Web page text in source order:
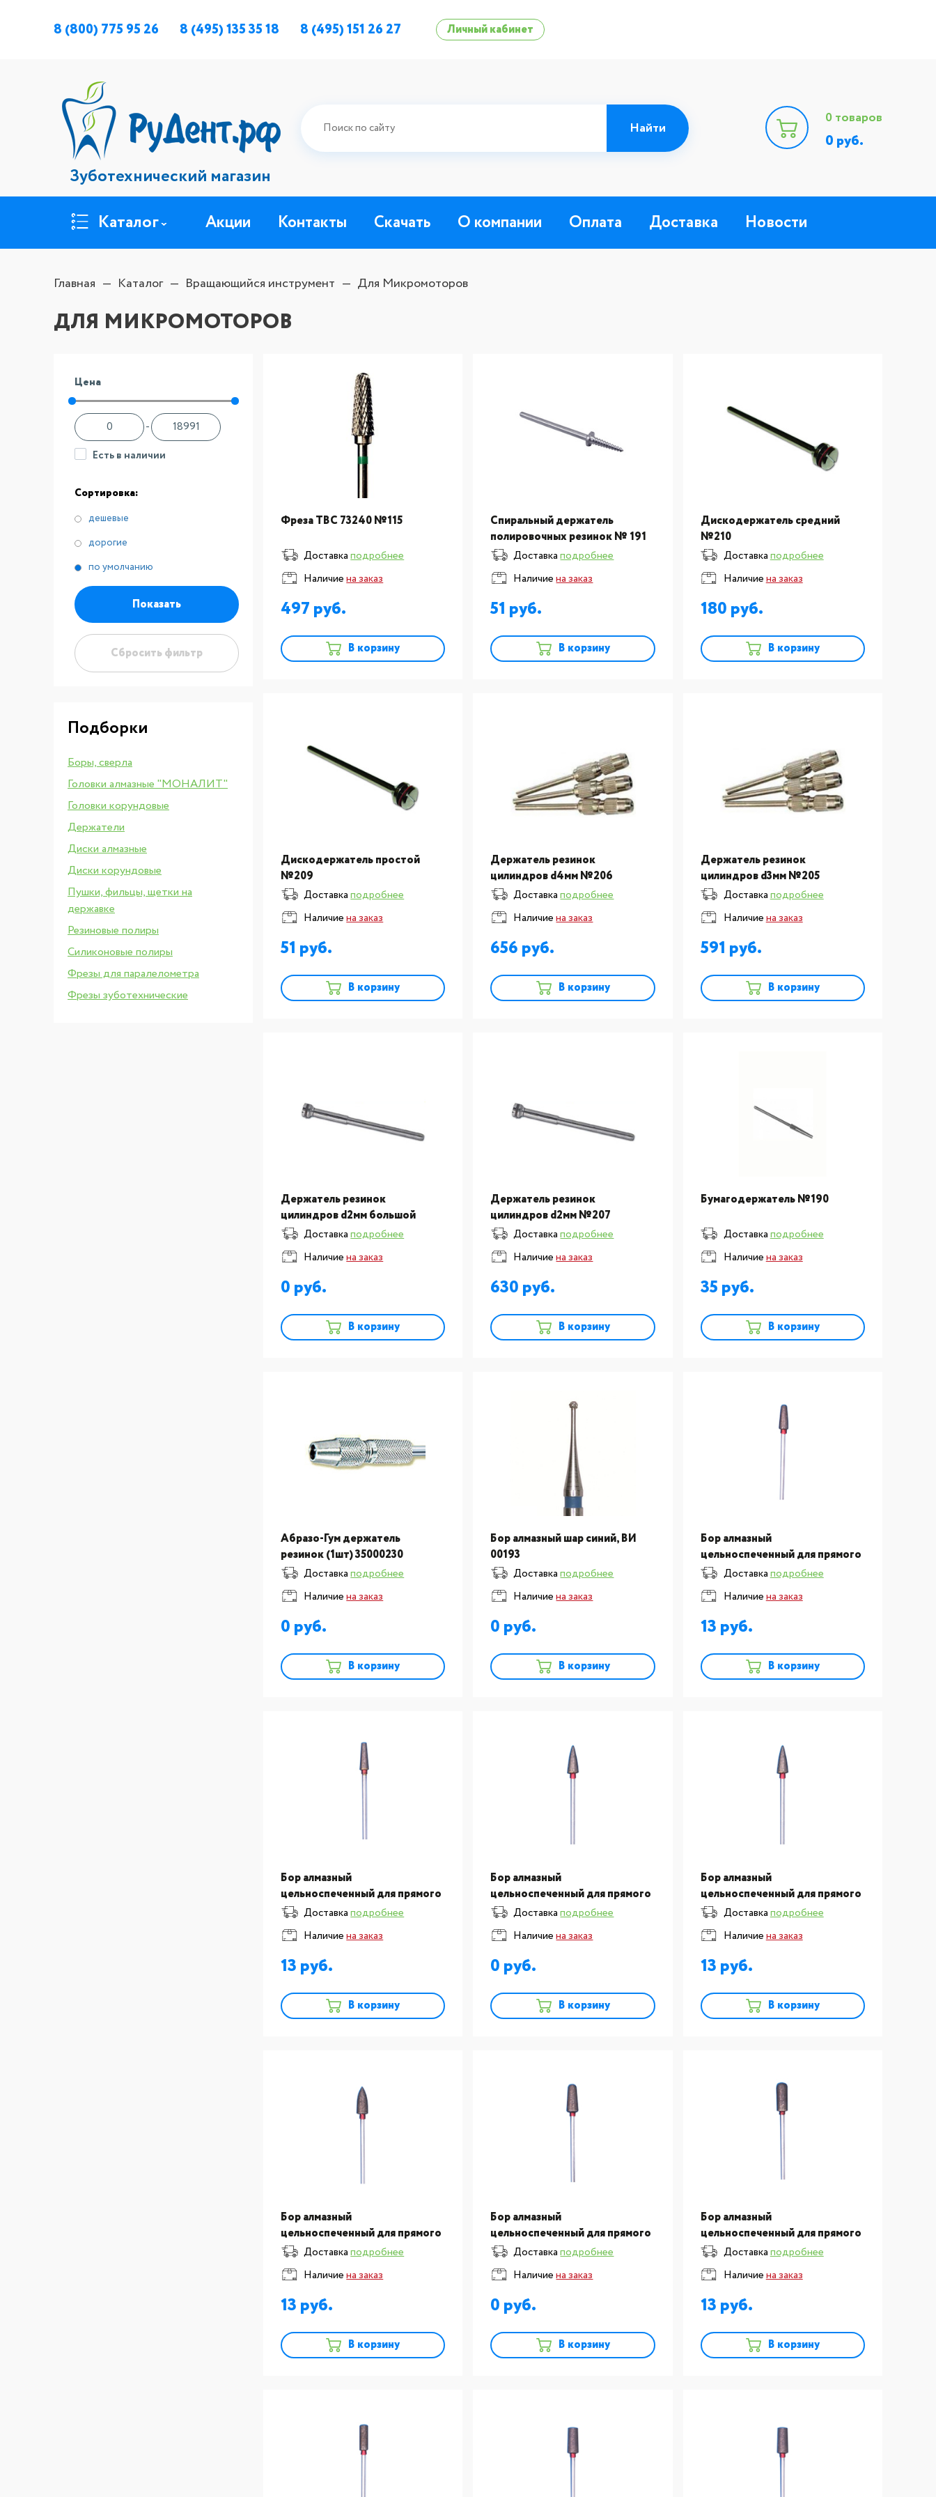
8 (800) 775 95 26 8 (495) 135 35 18 8 (495) 151 26 27 Личный кабинет
Зуботехнический магазин
0товаров
0 руб.
Каталог Акции Контакты Скачать О компании Оплата Доставка Новости
Главная Каталог Вращающийся инструмент Для Микромоторов
ДЛЯ МИКРОМОТОРОВ
Цена
-
Есть в наличии
Сортировка:
дешевые
дорогие
по умолчанию
Показать
Сбросить фильтр
Подборки
Боры, сверла
Головки алмазные "МОНАЛИТ"
Головки корундовые
Держатели
Диски алмазные
Диски корундовые
Пушки, фильцы, щетки на
державке
Резиновые полиры
Силиконовые полиры
Фрезы для паралелометра
Фрезы зуботехнические
Фреза ТВС 73240 №115
Доставкаподробнее
Наличиена заказ
497
В корзину
Спиральный держатель
полировочных резинок № 191
Доставкаподробнее
Наличиена заказ
51
В корзину
Дискодержатель средний
№210
Доставкаподробнее
Наличиена заказ
180
В корзину
Дискодержатель простой
№209
Доставкаподробнее
Наличиена заказ
51
В корзину
Держатель резинок
цилиндров d4мм №206
Доставкаподробнее
Наличиена заказ
656
В корзину
Держатель резинок
цилиндров d3мм №205
Доставкаподробнее
Наличиена заказ
591
В корзину
Держатель резинок
цилиндров d2мм большой
№204Доставкаподробнее
Наличиена заказ
0
В корзину
Держатель резинок
цилиндров d2мм №207
Доставкаподробнее
Наличиена заказ
630
В корзину
Бумагодержатель №190
Доставкаподробнее
Наличиена заказ
35
В корзину
Абразо-Гум держатель
резинок (1шт) 35000230
Доставкаподробнее
Наличиена заказ
0
В корзину
Бор алмазный шар синий, ВИ
00193
Доставкаподробнее
Наличиена заказ
0
В корзину
Бор алмазный
цельноспеченный для прямого
наконечника, F56-040 SONG
YOUNG (Тайвань) №330
красные
Доставкаподробнее
Наличиена заказ
13
В корзину
Бор алмазный
цельноспеченный для прямого
наконечника, F46L-050 SONG
YOUNG (Тайвань) №333
Доставкаподробнее
Наличиена заказ
13
В корзину
Бор алмазный
цельноспеченный для прямого
наконечника, F45S-040 SONG
YOUNG (Тайвань) №331
Доставкаподробнее
Наличиена заказ
0
В корзину
Бор алмазный
цельноспеченный для прямого
наконечника, F45-050 SONG
YOUNG (Тайвань) №332
Доставкаподробнее
Наличиена заказ
13
В корзину
Бор алмазный
цельноспеченный для прямого
наконечника, F40-050 SONG
YOUNG (Тайвань) №336
красный
Доставкаподробнее
Наличиена заказ
13
В корзину
Бор алмазный
цельноспеченный для прямого
наконечника, F39-050 SONG
YOUNG (Тайвань) №335
красный
Доставкаподробнее
Наличиена заказ
0
В корзину
Бор алмазный
цельноспеченный для прямого
наконечника, F38-050 SONG
YOUNG (Тайвань) №338
красный
Доставкаподробнее
Наличиена заказ
13
В корзину